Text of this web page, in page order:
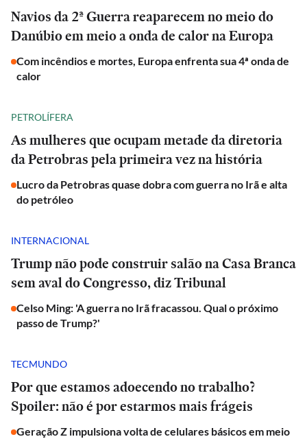
Navios da 2ª Guerra reaparecem no meio do
Danúbio em meio a onda de calor na Europa
Com incêndios e mortes, Europa enfrenta sua 4ª onda de
calor
PETROLÍFERA
As mulheres que ocupam metade da diretoria
da Petrobras pela primeira vez na história
Lucro da Petrobras quase dobra com guerra no Irã e alta
do petróleo
INTERNACIONAL
Trump não pode construir salão na Casa Branca
sem aval do Congresso, diz Tribunal
Celso Ming: 'A guerra no Irã fracassou. Qual o próximo
passo de Trump?'
TECMUNDO
Por que estamos adoecendo no trabalho?
Spoiler: não é por estarmos mais frágeis
Geração Z impulsiona volta de celulares básicos em meio